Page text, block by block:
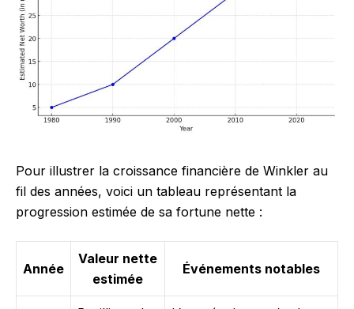
Pour illustrer la croissance financière de Winkler au
fil des années, voici un tableau représentant la
progression estimée de sa fortune nette :
Année
Valeur nette
estimée
Événements notables